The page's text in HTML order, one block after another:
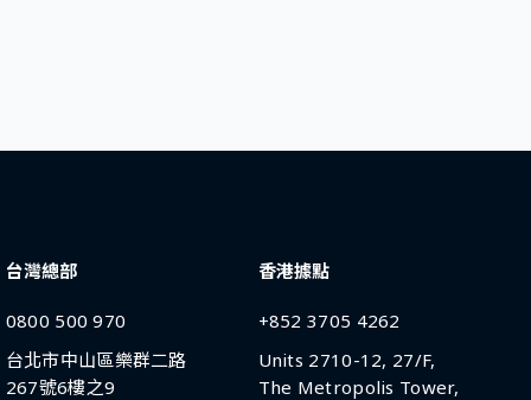
台灣總部
0800 500 970
台北市中山區樂群二路
267號6樓之9
香港據點
+852 3705 4262
Units 2710-12, 27/F,
The Metropolis Tower,